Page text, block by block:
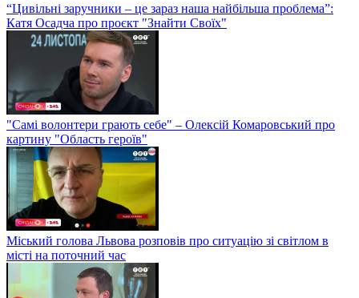
“Цивільні заручники – це зараз наша найбільша проблема”:
Катя Осадча про проєкт "Знайти Своїх"
"Самі волонтери грають себе" – Олексій Комаровський про
картину "Область героїв"
Міський голова Львова розповів про ситуацію зі світлом в
місті на поточний час